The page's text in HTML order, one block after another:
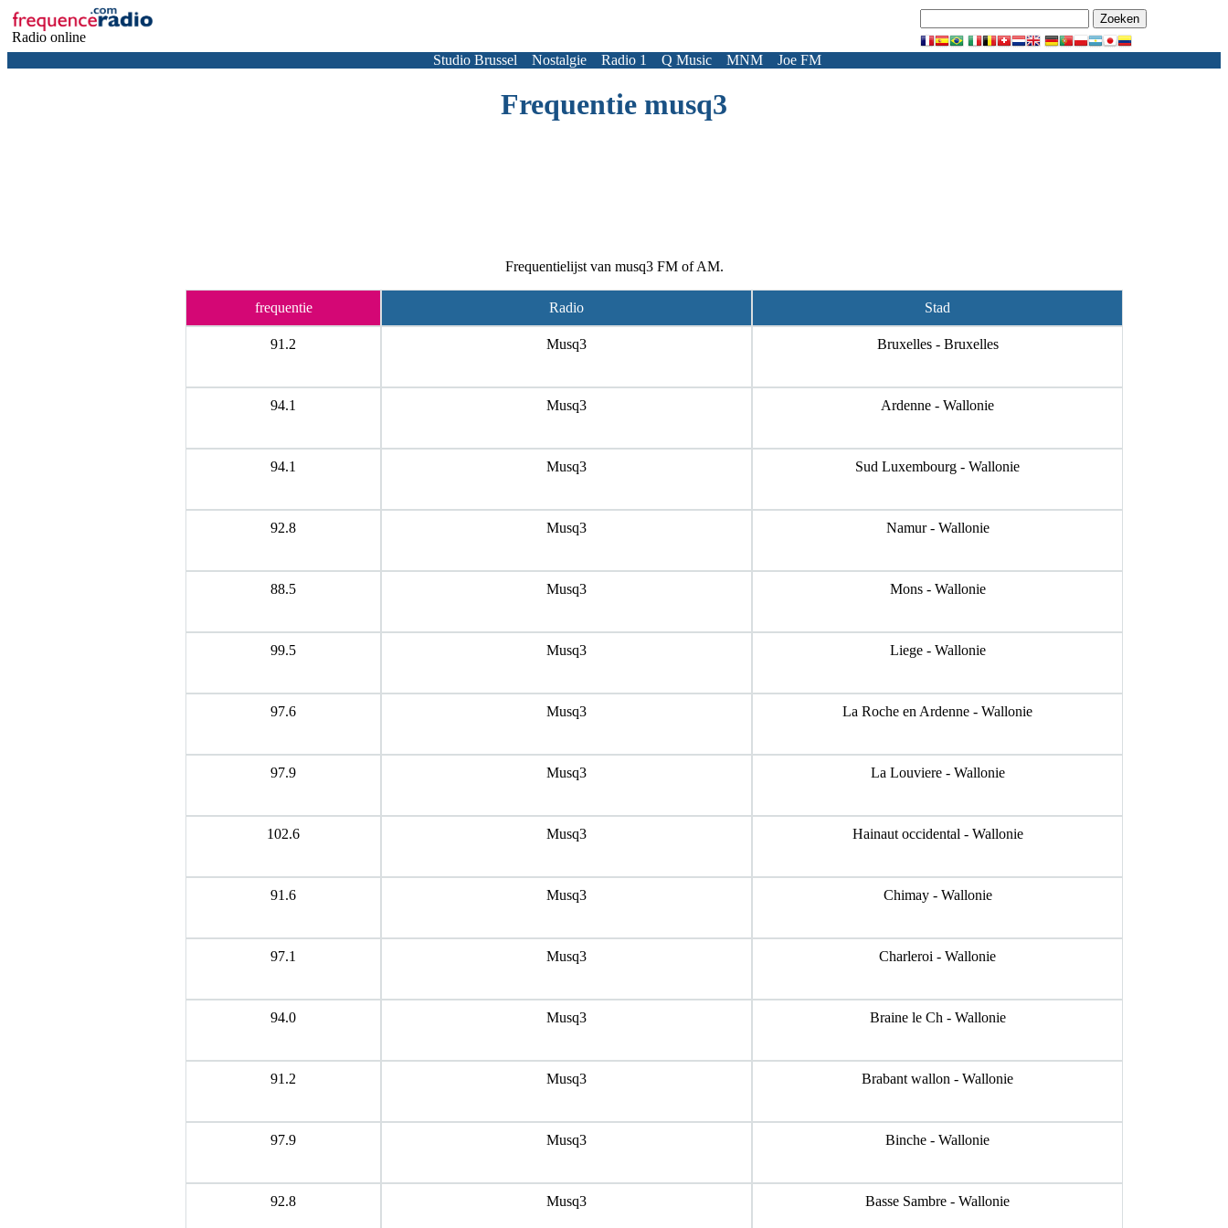
Radio online
Studio Brussel
Nostalgie Radio 1 Q Music MNM Joe FM
Frequentie musq3
Frequentielijst van musq3 FM of AM.
frequentie Radio Stad
91.2 Musq3 Bruxelles - Bruxelles
94.1 Musq3 Ardenne - Wallonie
94.1 Musq3 Sud Luxembourg - Wallonie
92.8 Musq3 Namur - Wallonie
88.5 Musq3 Mons - Wallonie
99.5 Musq3 Liege - Wallonie
97.6 Musq3 La Roche en Ardenne - Wallonie
97.9 Musq3 La Louviere - Wallonie
102.6 Musq3 Hainaut occidental - Wallonie
91.6 Musq3 Chimay - Wallonie
97.1 Musq3 Charleroi - Wallonie
94.0 Musq3 Braine le Ch - Wallonie
91.2 Musq3 Brabant wallon - Wallonie
97.9 Musq3 Binche - Wallonie
92.8 Musq3 Basse Sambre - Wallonie